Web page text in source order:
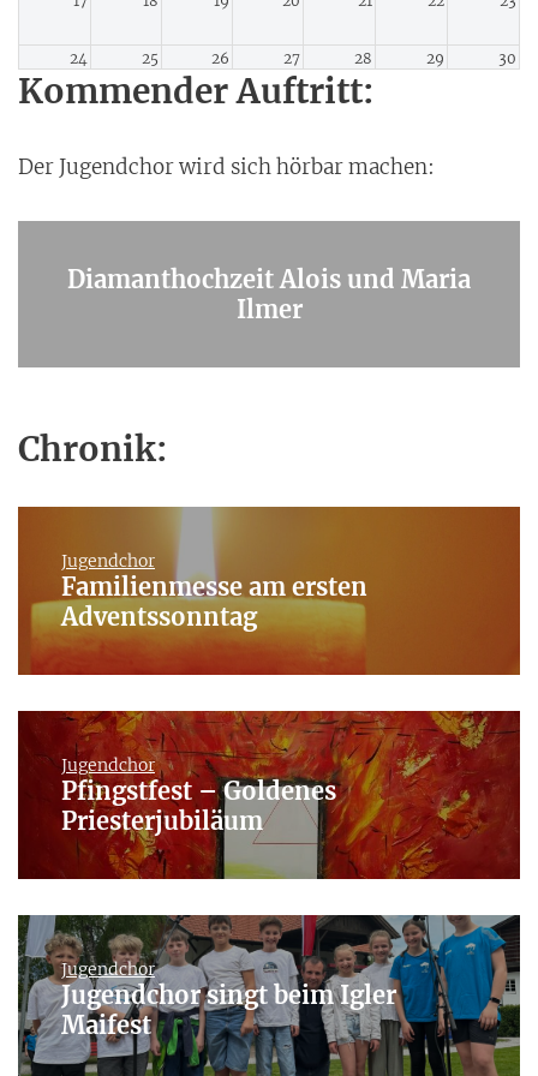
24 25 26 27 28 29 30
Kommender Auftritt:
Der Jugendchor wird sich hörbar machen:
Diamanthochzeit Alois und Maria
Ilmer
Chronik:
Jugendchor
Familienmesse am ersten
Adventssonntag
Jugendchor
Pfingstfest – Goldenes
Priesterjubiläum
Jugendchor
Jugendchor singt beim Igler
Maifest